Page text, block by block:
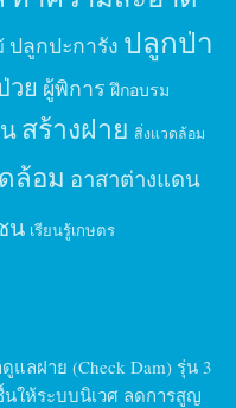
ปลูกปะการัง ปลูกป่า
วย ผู้พิการ ฝึกอบรม
สร้างฝาย สิ่งแวดล้อม
ล้อม อาสาต่างแดน
น เรียนรู้เกษตร
ลฝาย (Check Dam) รุ่น 3
ให้ระบบนิเวศ ลดการสูญ